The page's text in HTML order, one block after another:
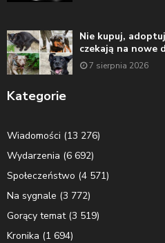
Nie kupuj,
czekają na nowe
7 sierpnia 2026
Kategorie
Wiadomości (13 276)
Wydarzenia (6 692)
Społeczeństwo (4 571)
Na sygnale (3 772)
Gorący temat(3 519)
Kronika (1 694)